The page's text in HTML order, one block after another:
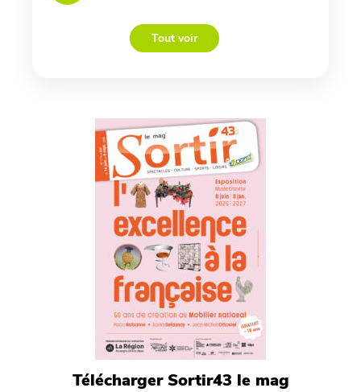
Tout voir
Télécharger Sortir43 le mag